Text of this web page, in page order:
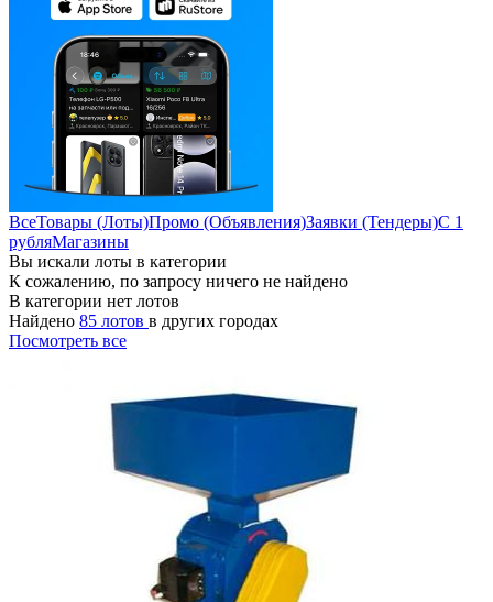
ВсеТовары (Лоты)Промо (Объявления)Заявки (Тендеры)С 1
рубляМагазины
Вы искали лоты в категории
К сожалению, по запросу ничего не найдено
В категории нет лотов
Найдено 85 лотов в других городах
Посмотреть все